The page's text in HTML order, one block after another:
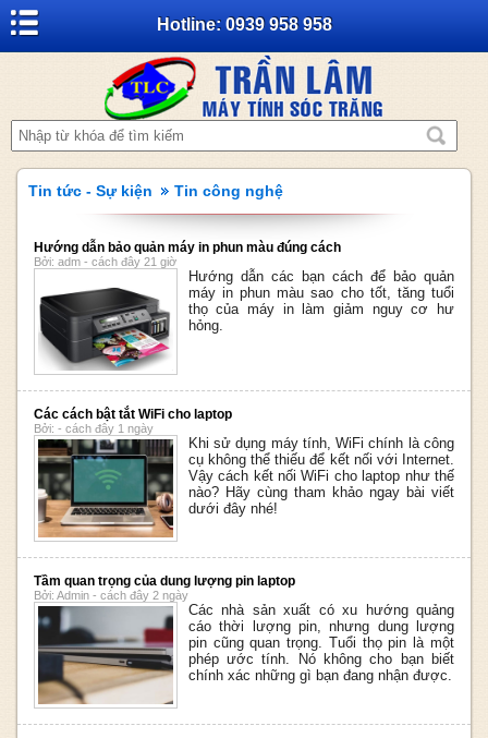
Hotline: 0939 958 958
Tin tức - Sự kiện Tin công nghệ
Hướng dẫn bảo quản máy in phun màu đúng cách
Bởi: adm - cách đây 21 giờ
Hướng dẫn các bạn cách để bảo quản
máy in phun màu sao cho tốt, tăng tuổi
thọ của máy in làm giảm nguy cơ hư
hỏng.
Các cách bật tắt WiFi cho laptop
Bởi: - cách đây 1 ngày
Khi sử dụng máy tính, WiFi chính là công
cụ không thể thiếu để kết nối với Internet.
Vậy cách kết nối WiFi cho laptop như thế
nào? Hãy cùng tham khảo ngay bài viết
dưới đây nhé!
Tầm quan trọng của dung lượng pin laptop
Bởi: Admin - cách đây 2 ngày
Các nhà sản xuất có xu hướng quảng
cáo thời lượng pin, nhưng dung lượng
pin cũng quan trọng. Tuổi thọ pin là một
phép ước tính. Nó không cho bạn biết
chính xác những gì bạn đang nhận được.